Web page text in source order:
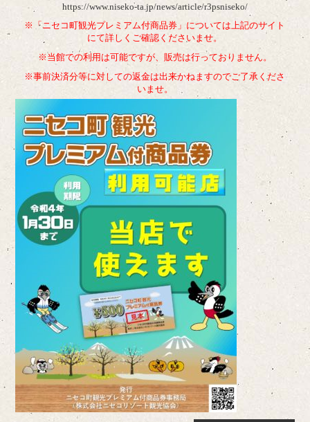
https://www.niseko-ta.jp/news/article/r3psniseko/
※「ニセコ町観光プレミアム付商品券」については上記のサイト
にて詳しくご確認くださいませ。
※当館での利用は可能ですが、販売は行っておりません。
※事前決済分等に対しての返金は出来かねますのでご了承くださ
いませ。